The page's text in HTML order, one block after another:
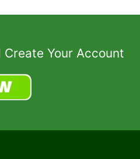
Create Your Account